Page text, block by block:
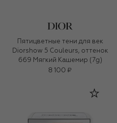
Пятицветные тени для век
Diorshow 5 Couleurs, оттенок
669 Мягкий Кашемир (7g)
8 100 ₽